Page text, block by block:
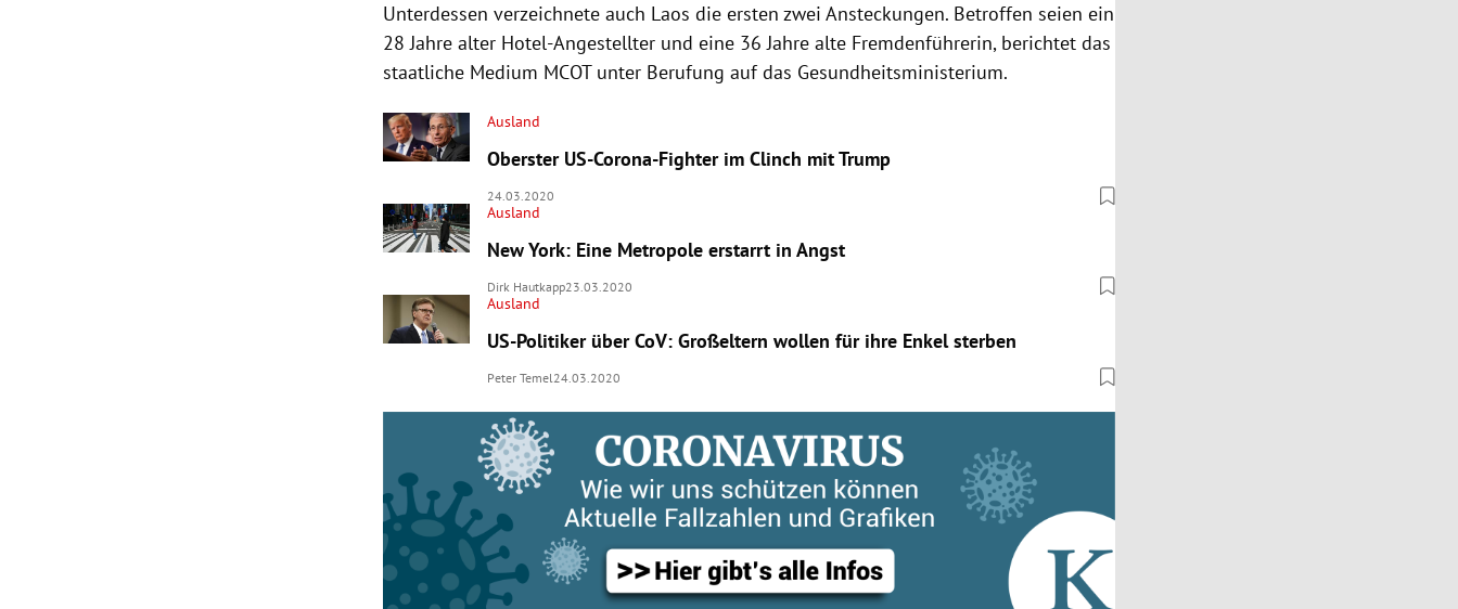
Unterdessen verzeichnete auch Laos die ersten zweiAnsteckungen. Betroffen seien ein
28 Jahre alter Hotel-Angestellter und eine 36 Jahre alte Fremdenführerin, berichtet das
staatliche Medium MCOT unter Berufung auf das Gesundheitsministerium.
Ausland
Oberster US-Corona-Fighter im Clinch mit Trump
24.03.2020
Ausland
New York: Eine Metropole erstarrt in Angst
Dirk Hautkapp23.03.2020
Ausland
US-Politiker über CoV: Großeltern wollen für ihre Enkel sterben
Peter Temel 24.03.2020